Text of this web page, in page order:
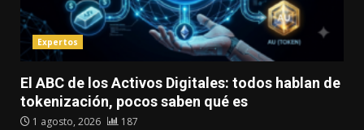
Expertos
El ABC de los Activos Digitales: todos hablan de
tokenización, pocos saben qué es
1 agosto, 2026 187